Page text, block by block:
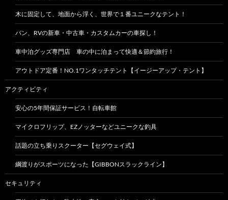
木に固定して、地面から浮く、世界で１番ユニークなテント！
バン、RVの新車・中古車・カスタムカーの車探し！
車中泊グッズ専門店 車の中に泊まって快適＆節約旅行！
アウトドア定番！NO.1ワンタッチテント【イージーアップ・テント】
アクティビティ
安心の5年間保証サービス！自転車館
マイクロフリップ、EZノッターなどユニークな釣具
話題の立ち乗りスクーター【セグウェイ式】
綱渡りがスポーツになった【GIBBONスラックライン】
セキュリティ